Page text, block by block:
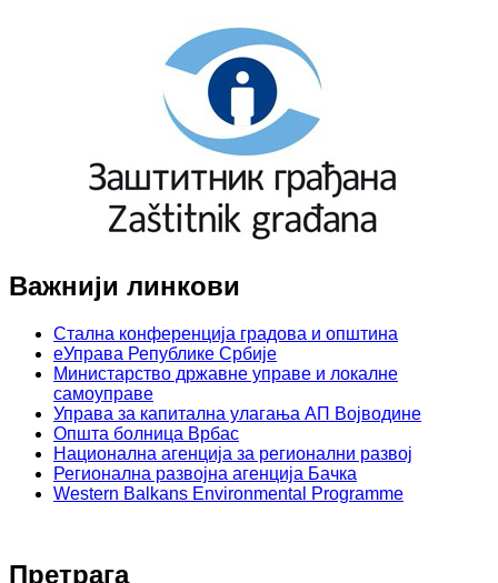
Важнији линкови
Стална конференција градова и општина
еУправа Републике Србије
Министарство државне управе и локалне
самоуправе
Управа за капитална улагања АП Војводине
Општа болница Врбас
Национална агенција за регионални развој
Регионална развојна агенција Бачка
Western Balkans Environmental Programme
Претрага